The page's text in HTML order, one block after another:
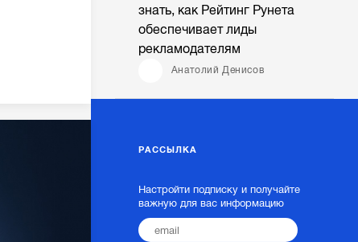
знать, как Рейтинг Рунета
обеспечивает лиды
рекламодателям
Анатолий Денисов
РАССЫЛКА
Настройти подписку и получайте
важную для вас информацию